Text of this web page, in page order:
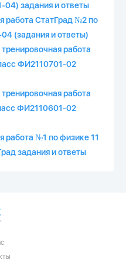
04) задания и ответы
работа СтатГрад №2 по
(задания и ответы)
работа
ФИ2110701-02
работа
ФИ2110601-02
работа №1 по физике 11
задания и ответы